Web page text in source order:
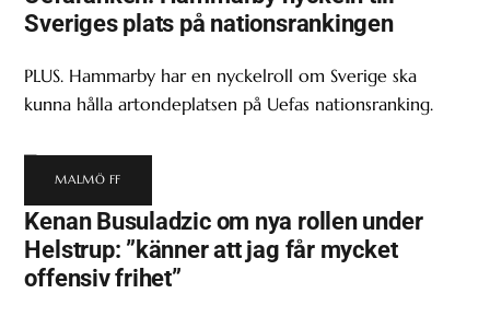
Sveriges plats på nationsrankingen
PLUS. Hammarby har en nyckelroll om Sverige ska
kunna hålla artondeplatsen på Uefas nationsranking.
MALMÖ FF
Kenan Busuladzic om nya rollen under
Helstrup: ”känner att jag får mycket
offensiv frihet”